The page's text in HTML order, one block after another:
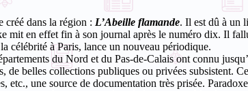
dans la région : L’Abeille flamande. Il est dû à un
mit en effet fin à son journal après le numéro dix. Il
célébrité à Paris, lance un nouveau périodique.
du Nord et du Pas-de-Calais ont connu
de belles collections publiques ou privées subsistent.
etc., une source de documentation très prisée.